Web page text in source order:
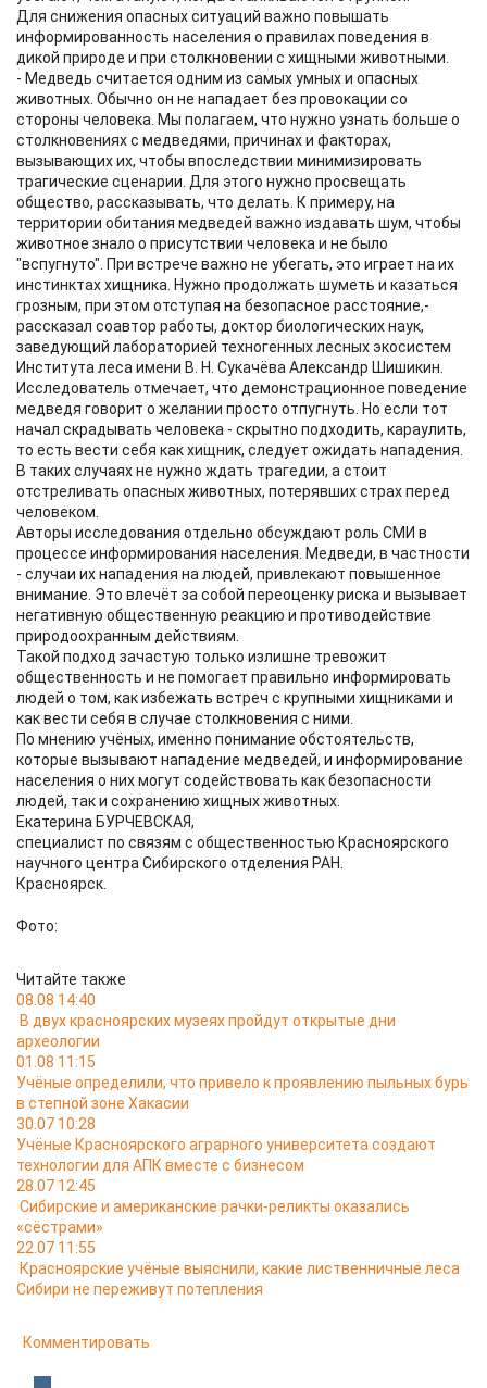
Для снижения опасных ситуаций важно повышать
информированность населения о правилах поведения в
дикой природе и при столкновении с хищными животными.
- Медведь считается одним из самых умных и опасных
животных. Обычно он не нападает без провокации со
стороны человека. Мы полагаем, что нужно узнать больше о
столкновениях с медведями, причинах и факторах,
вызывающих их, чтобы впоследствии минимизировать
трагические сценарии. Для этого нужно просвещать
общество, рассказывать, что делать. К примеру, на
территории обитания медведей важно издавать шум, чтобы
животное знало о присутствии человека и не было
"вспугнуто". При встрече важно не убегать, это играет на их
инстинктах хищника. Нужно продолжать шуметь и казаться
грозным, при этом отступая на безопасное расстояние,-
рассказал соавтор работы, доктор биологических наук,
заведующий лабораторией техногенных лесных экосистем
Института леса имени В. Н. Сукачёва Александр Шишикин.
Исследователь отмечает, что демонстрационное поведение
медведя говорит о желании просто отпугнуть. Но если тот
начал скрадывать человека - скрытно подходить, караулить,
то есть вести себя как хищник, следует ожидать нападения.
В таких случаях не нужно ждать трагедии, а стоит
отстреливать опасных животных, потерявших страх перед
человеком.
Авторы исследования отдельно обсуждают роль СМИ в
процессе информирования населения. Медведи, в частности
- случаи их нападения на людей, привлекают повышенное
внимание. Это влечёт за собой переоценку риска и вызывает
негативную общественную реакцию и противодействие
природоохранным действиям.
Такой подход зачастую только излишне тревожит
общественность и не помогает правильно информировать
людей о том, как избежать встреч с крупными хищниками и
как вести себя в случае столкновения с ними.
По мнению учёных, именно понимание обстоятельств,
которые вызывают нападение медведей, и информирование
населения о них могут содействовать как безопасности
людей, так и сохранению хищных животных.
Екатерина БУРЧЕВСКАЯ,
специалист по связям с общественностью Красноярского
научного центра Сибирского отделения РАН.
Красноярск.
Фото:
Читайте также
08.08 14:40
В двух красноярских музеях пройдут открытые дни
археологии
01.08 11:15
Учёные определили, что привело к проявлению пыльных бурь
в степной зоне Хакасии
30.07 10:28
Учёные Красноярского аграрного университета создают
технологии для АПК вместе с бизнесом
28.07 12:45
Сибирские и американские рачки-реликты оказались
«сёстрами»
22.07 11:55
Красноярские учёные выяснили, какие лиственничные леса
Сибири не переживут потепления
Комментировать